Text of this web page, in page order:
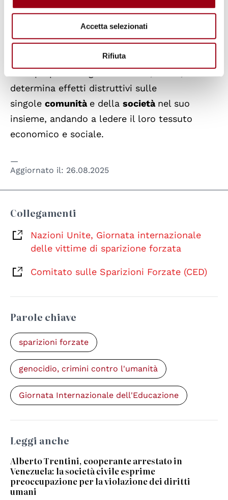
Accetta selezionati
Rifiuta
maggior parte dei casi sono ledonnea doversi
far carico della domanda diverità
che la scomparsa di una persona pone e delle
ripercussioni concrete che quest’ultima ha
sulla propria famiglia. Tutto ciò, infine,
determina effetti distruttivi sulle
singole comunità e della società nel suo
insieme, andando a ledere il loro tessuto
economico e sociale.
Aggiornato il: 26.08.2025
Collegamenti
Nazioni Unite, Giornata internazionale
delle vittime di sparizione forzata
Comitato sulle Sparizioni Forzate (CED)
Parole chiave
sparizioni forzate
genocidio, crimini contro l'umanità
Giornata Internazionale dell'Educazione
Leggi anche
Alberto Trentini, cooperante arrestato in
Venezuela: la società civile esprime
preoccupazione per la violazione dei diritti
umani